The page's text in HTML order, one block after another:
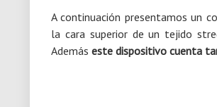
A continuación presentamos un
la cara superior de un tejido
Además este dispositivo cuenta